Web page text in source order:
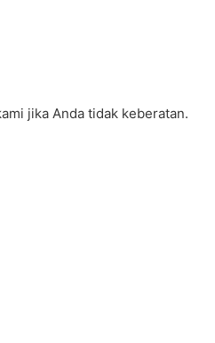
jika Anda tidak keberatan.